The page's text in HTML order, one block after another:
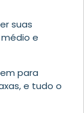
suas
e
para
e tudo o